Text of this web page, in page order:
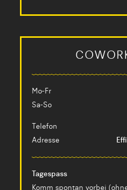
Mo-Fr
Sa-So
Telefon
Adresse
Tagespass
Komm spontan vorbei